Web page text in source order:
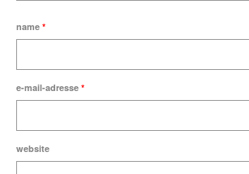
name *
e-mail-adresse *
website